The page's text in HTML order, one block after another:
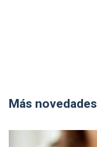
Más novedades